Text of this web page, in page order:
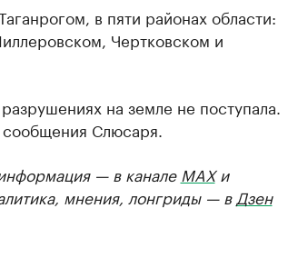
в пяти районах области:
Чертковском и
на земле не поступала.
сообщения Слюсаря.
— в канале MAXи
мнения, лонгриды — в Дзен